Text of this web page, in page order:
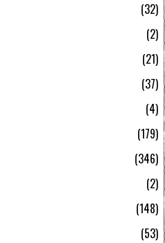
32
2
21
37
4
179
346
2
148
53